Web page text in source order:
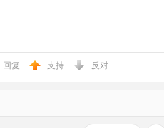
回复 支持 反对